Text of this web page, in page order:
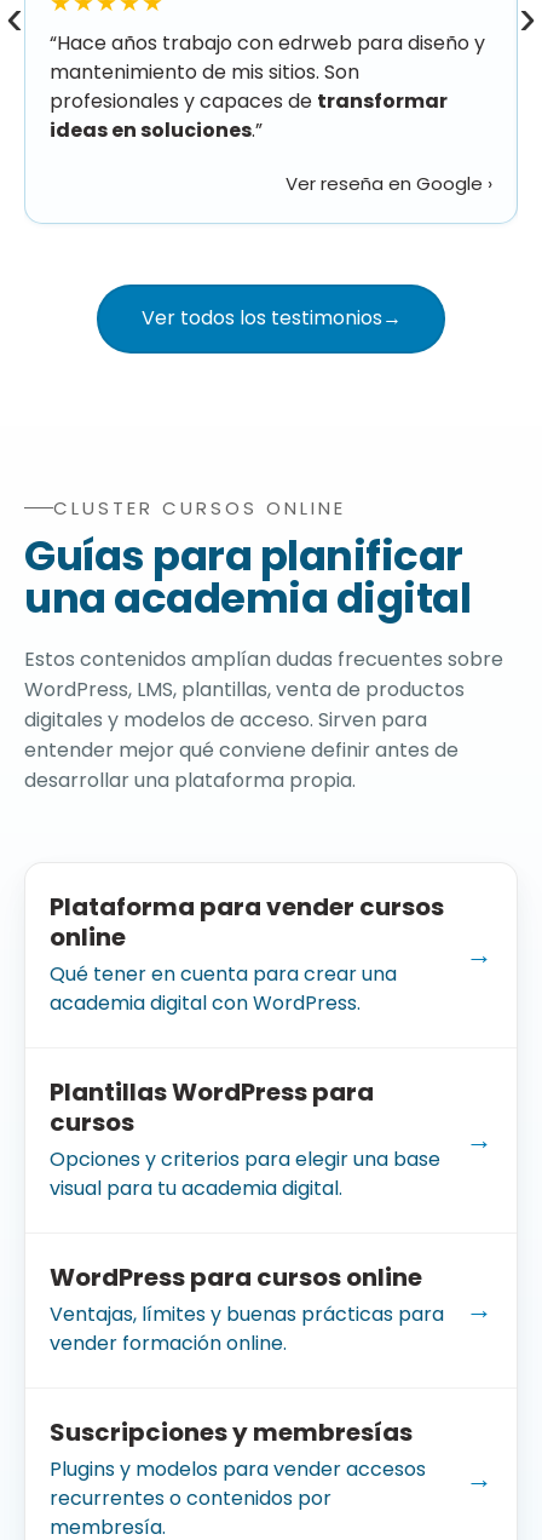
‹
“Hace años trabajo con edrweb para diseño y
mantenimiento de mis sitios. Son
profesionales y capaces de transformar
ideas en soluciones.”
Ver reseña en Google ›
›
Ver todos los testimonios→
Recursos del blog relacionados con plataforma para
CLUSTER CURSOS ONLINE
Guías para planificar
una academia digital
Estos contenidos amplían dudas frecuentes sobre
WordPress, LMS, plantillas, venta de productos
digitales y modelos de acceso. Sirven para
entender mejor qué conviene definir antes de
desarrollar una plataforma propia.
Plataforma para vender cursos
online
Qué tener en cuenta para crear una
academia digital con WordPress.
→
Plantillas WordPress para
cursos
Opciones y criterios para elegir una base
visual para tu academia digital.
→
WordPress para cursos online
Ventajas, límites y buenas prácticas para
vender formación online.
→
Suscripciones y membresías
Plugins y modelos para vender accesos
recurrentes o contenidos por
membresía.
→